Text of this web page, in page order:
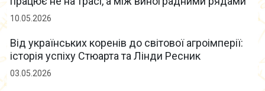
10.05.2026
Від українських коренів до світової агроімперії:
історія успіху Стюарта та Лінди Ресник
03.05.2026